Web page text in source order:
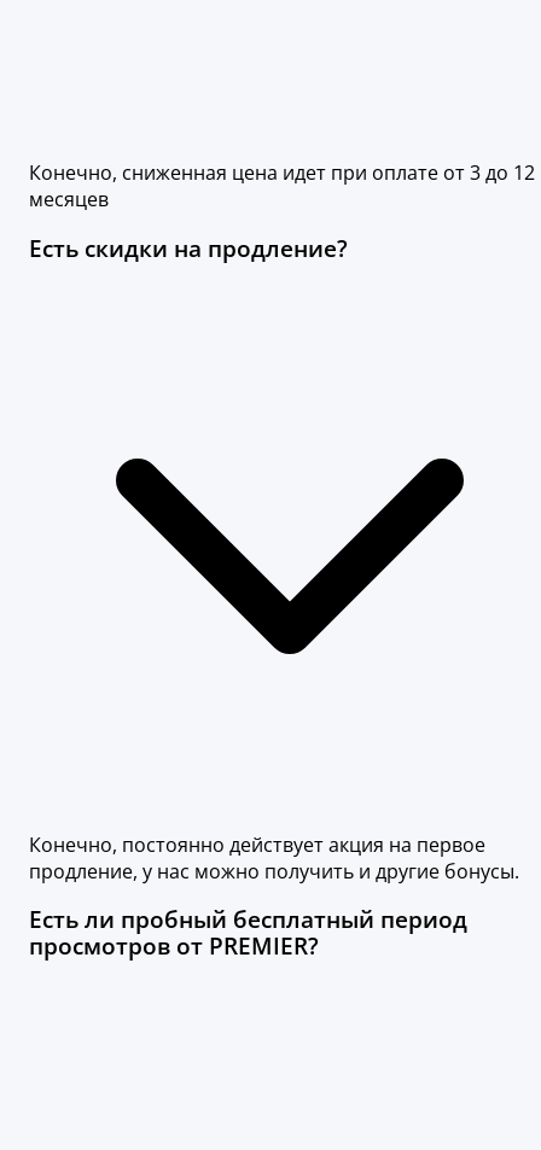
Конечно, сниженная цена идет при оплате от 3 до 12
месяцев
Есть скидки на продление?
Конечно, постоянно действует акция на первое
продление, у нас можно получить и другие бонусы.
Есть ли пробный бесплатный период
просмотров от PREMIER?